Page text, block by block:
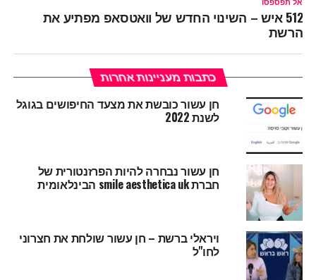
אל תפספסו
512 איש – השינוי החדש של וואטסאפ מפתיע את
הרשת
כתבות מעניינות אחרות
חן עשור כובשת את מצעד החיפושים בגוגל
לשנת 2022
חן עשור נבחרה להיות הפרזנטורית של
חברת smile aesthetica uk הבינלאומית
ויראלי ברשת – חן עשור שולחת את חצרוני
לחו"ל